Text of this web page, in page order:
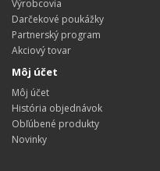
Výrobcovia
Darčekové poukážky
Partnerský program
Akciový tovar
Môj účet
Môj účet
História objednávok
Obľúbené produkty
Novinky